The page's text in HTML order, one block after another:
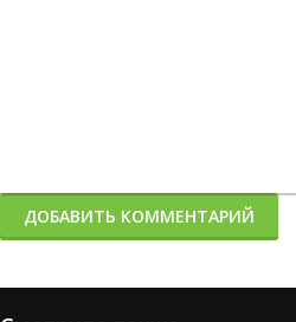
ДОБАВИТЬ КОММЕНТАРИЙ